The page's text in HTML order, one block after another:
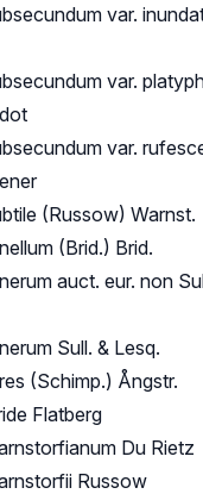
var.
var.
var.
(Russow) Warnst.
(Brid.) Brid.
auct. eur. non
Sull. & Lesq.
(Schimp.) Ångstr.
Flatberg
Du Rietz
Russow